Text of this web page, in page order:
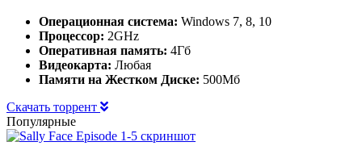
Операционная система: Windows 7, 8, 10
Процессор: 2GHz
Оперативная память: 4Гб
Видеокарта: Любая
Памяти на Жестком Диске: 500Мб
Скачать торрент
Популярные